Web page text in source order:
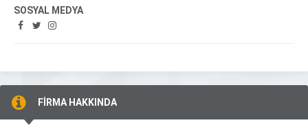
SOSYAL MEDYA
FİRMA HAKKINDA